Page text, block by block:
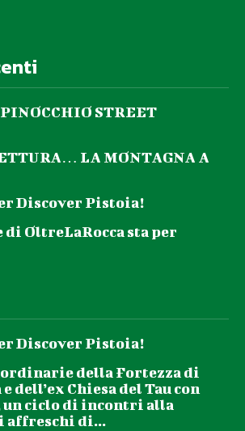
STREET
LA MONTAGNA A
Discover Pistoia!
di OltreLaRocca sta per
Discover Pistoia!
della Fortezza di
dell’ex Chiesa del Tau con
un ciclo di incontri alla
affreschi di...